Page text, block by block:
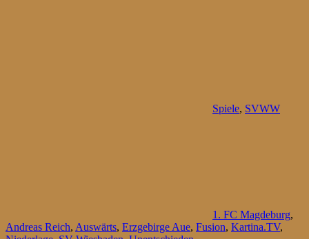
Spiele, SVWW
1. FC Magdeburg,
Andreas Reich, Auswärts, Erzgebirge Aue, Fusion, Kartina.TV,